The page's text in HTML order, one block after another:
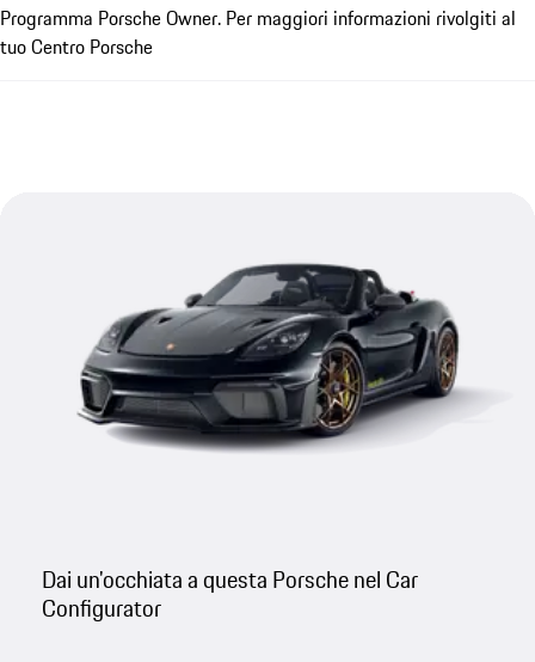
Programma Porsche Owner. Per maggiori informazioni rivolgiti al
tuo Centro Porsche
Dai un'occhiata a questa Porsche nel Car
Configurator